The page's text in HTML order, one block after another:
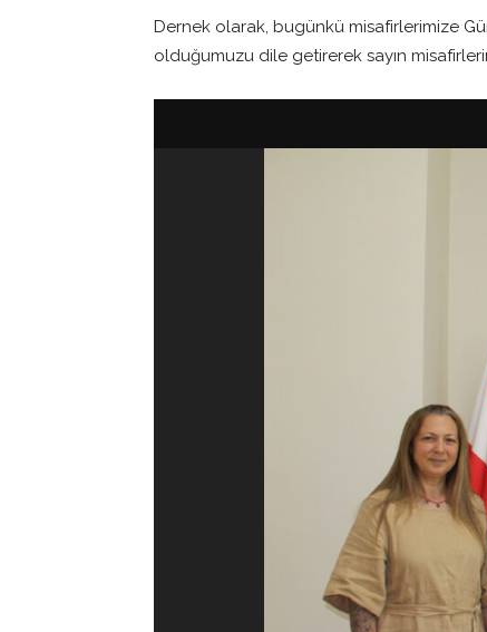
Dernek olarak, bugünkü misafirlerimize
olduğumuzu dile getirerek sayın